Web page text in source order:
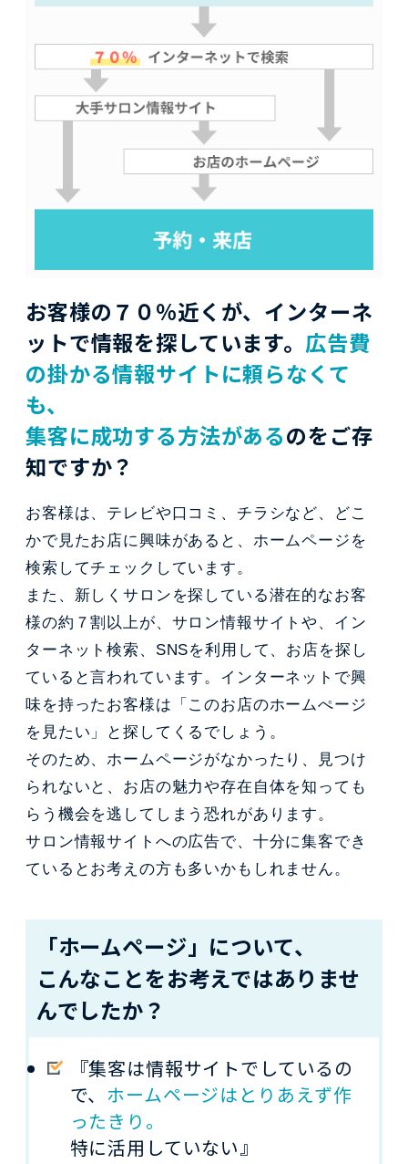
お客様の７０％近くが、インターネ
ットで情報を探しています。 広告費
の掛かる情報サイトに頼らなくて
も、
集客に成功する方法があるのをご存
知ですか？
お客様は、テレビや口コミ、チラシなど、どこ
かで見たお店に興味があると、ホームページを
検索してチェックしています。
また、新しくサロンを探している潜在的なお客
様の約７割以上が、サロン情報サイトや、イン
ターネット検索、SNSを利用して、お店を探し
ていると言われています。インターネットで興
味を持ったお客様は「このお店のホームぺージ
を見たい」と探してくるでしょう。
そのため、ホームページがなかったり、見つけ
られないと、お店の魅力や存在自体を知っても
らう機会を逃してしまう恐れがあります。
サロン情報サイトへの広告で、十分に集客でき
ているとお考えの方も多いかもしれません。
「ホームページ」について、
こんなことをお考えではありませ
んでしたか？
『集客は情報サイトでしているの
で、 ホームページはとりあえず作
ったきり。
特に活用していない』